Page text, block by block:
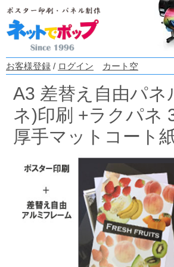
お客様登録 / ログイン カート空
A3 差替え自由パネ
ネ)印刷 +ラクパネ
厚手マットコート